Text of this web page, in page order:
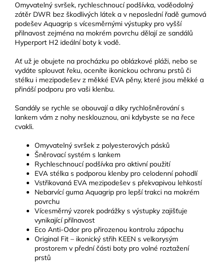
Omyvatelný svršek, rychleschnoucí podšívka, voděodolný
zátěr DWR bez škodlivých látek a v neposlední řadě gumová
podešev Aquagrip s vícesměrnými výstupky pro vyšší
přilnavost zejména na mokrém povrchu dělají ze sandálů
Hyperport H2 ideální boty k vodě.
Ať už je obujete na procházku po oblázkové pláži, nebo se
vydáte splouvat řeku, oceníte ikonickou ochranu prstů či
stélku i mezipodešev z měkké EVA pěny, které jsou měkké a
přináší podporu pro vaši klenbu.
Sandály se rychle se obouvají a díky rychlošněrování s
lankem vám z nohy nesklouznou, ani kdybyste se na řece
cvakli.
Omyvatelný svršek z polyesterových pásků
Šněrovací systém s lankem
Rychleschnoucí podšívka pro aktivní použití
EVA stélka s podporou klenby pro celodenní pohodlí
Vstřikovaná EVA mezipodešev s překvapivou lehkostí
Nebarvící guma Aquagrip pro lepší trakci na mokrém
povrchu
Vícesměrný vzorek podrážky s výstupky zajišťuje
vynikající přilnavost
Eco Anti-Odor pro přirozenou kontrolu zápachu
Original Fit – ikonický střih KEEN s velkorysým
prostorem v přední části boty pro volné roztažení
prstů